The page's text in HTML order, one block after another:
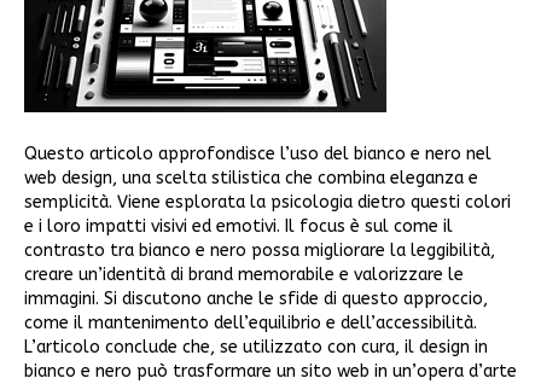
Questo articolo approfondisce l’uso del bianco e nero nel
web design, una scelta stilistica che combina eleganza e
semplicità. Viene esplorata la psicologia dietro questi colori
e i loro impatti visivi ed emotivi. Il focus è sul come il
contrasto tra bianco e nero possa migliorare la leggibilità,
creare un’identità di brand memorabile e valorizzare le
immagini. Si discutono anche le sfide di questo approccio,
come il mantenimento dell’equilibrio e dell’accessibilità.
L’articolo conclude che, se utilizzato con cura, il design in
bianco e nero può trasformare un sito web in un’opera d’arte